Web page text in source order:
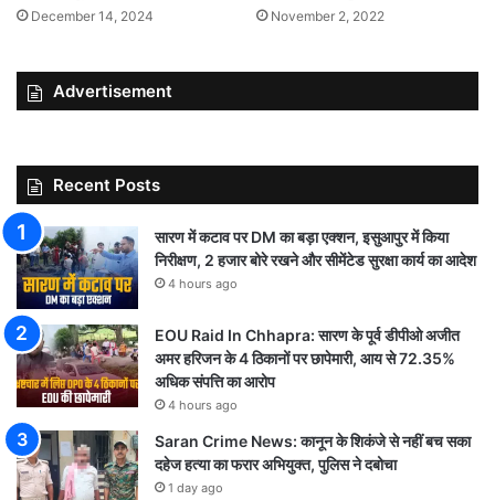
December 14, 2024 November 2, 2022
Advertisement
Recent Posts
सारण में कटाव पर DM का बड़ा एक्शन, इसुआपुर में किया
निरीक्षण, 2 हजार बोरे रखने और सीमेंटेड सुरक्षा कार्य का आदेश
4 hours ago
EOU Raid In Chhapra: सारण के पूर्व डीपीओ अजीत
अमर हरिजन के 4 ठिकानों पर छापेमारी, आय से 72.35%
अधिक संपत्ति का आरोप
4 hours ago
Saran Crime News: कानून के शिकंजे से नहीं बच सका
दहेज हत्या का फरार अभियुक्त, पुलिस ने दबोचा
1 day ago